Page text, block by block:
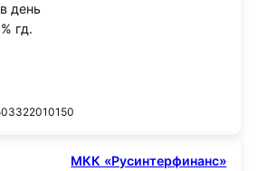
день
гд.
МКК «Русинтерфинанс»